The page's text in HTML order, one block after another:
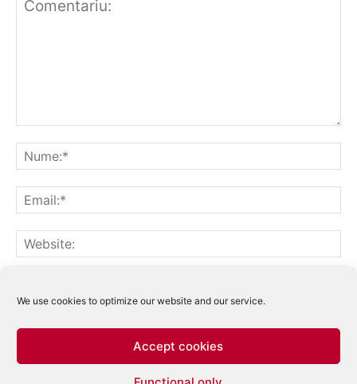
We use cookies to optimize our website and our service.
Accept cookies
Notifică-mă prin email când sunt publicate articole noi.
Acest site folosește Akismet pentru a reduce